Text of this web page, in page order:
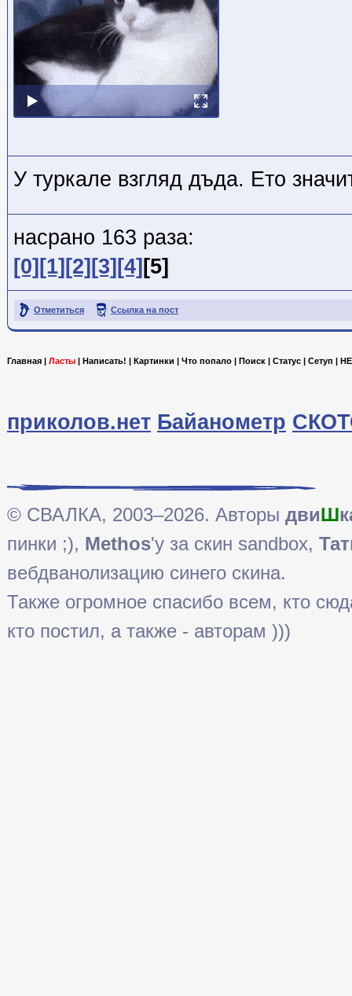
У туркале взгляд дъда. Ето
насрано 163 раза:
[0] [1] [2] [3] [4] [5]
Отметиться Ссылка на пост
Главная Ласты Написать! Картинки Что попало Поиск Статус Сетуп
приколов.нет Байанометр
© СВАЛКА, 2003–2026. Авторы двиШ
пинки ;), Methos'у за скин sandbox,
вебдванолизацию синего скина.
Также огромное спасибо всем, кто
кто постил, а также - авторам )))